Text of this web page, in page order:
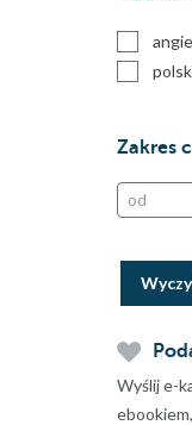
Zakres
Wyślij e-